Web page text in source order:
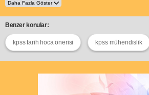
Benzer konular:
kpss tarih hoca önerisi kpss mühendislik